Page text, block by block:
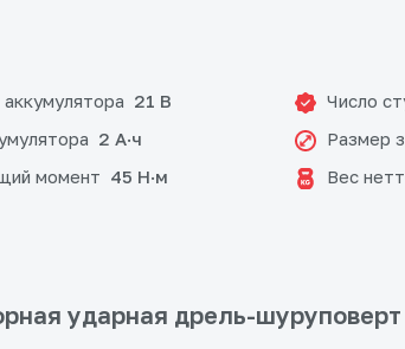
21 В
2 А·ч
момент 45 Н·м
Число
Размер
Вес
ударная дрель-шуруповерт